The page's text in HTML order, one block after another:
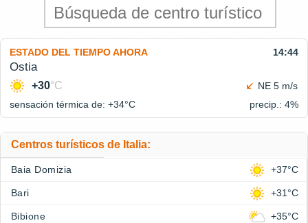
ESTADO DEL TIEMPO AHORA 14:44
Ostia
+30°C
NE 5 m/s
sensación térmica de: +34°C precip.: 4%
Centros turísticos de Italia:
Baia Domizia +37°C
Bari +31°C
Bibione +35°C